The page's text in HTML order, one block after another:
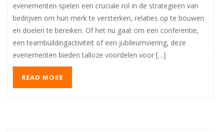
evenementen spelen een cruciale rol in de strategieën van
bedrijven om hun merk te versterken, relaties op te bouwen
en doelen te bereiken. Of het nu gaat om een conferentie,
een teambuildingactiviteit of een jubileumviering, deze
evenementen bieden talloze voordelen voor […]
READ MORE